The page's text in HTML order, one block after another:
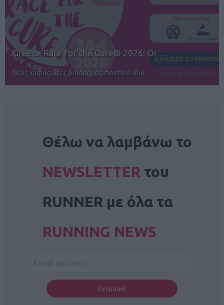
12ος TUI Rhodes Marathon: Άνοιγμα ε…
Αγώνες για όλους στην Ρόδο
Θέλω να λαμβάνω το
NEWSLETTER του
RUNNER με όλα τα
RUNNING NEWS